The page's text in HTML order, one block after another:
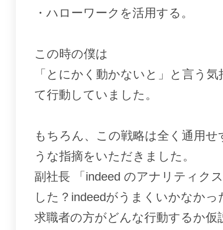
・ハローワークを活用する。
この時の僕は
「とにかく動かないと」と言う
て行動していました。
もちろん、この戦略は全く通用せ
うな指摘をいただきました。
副社長 「indeed のアナリティク
した？indeedがうまくいかなかっ
求職者の方がどんな行動するか仮